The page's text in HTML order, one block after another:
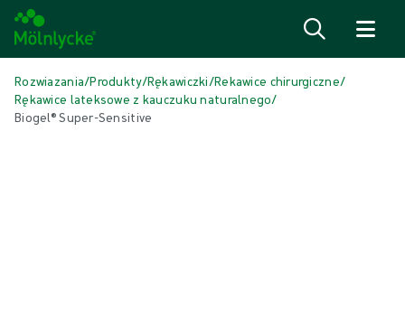
Rozwiazania/Produkty/Rękawiczki/Rekawice chirurgiczne/
Rękawice lateksowe z kauczuku naturalnego/
Biogel® Super-Sensitive